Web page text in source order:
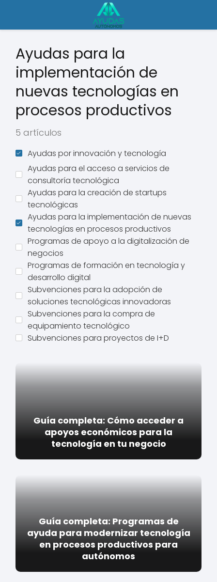
Ayudas para la
implementación de
nuevas tecnologías en
procesos productivos
5 artículos
Ayudas por innovación y tecnología
Ayudas para el acceso a servicios de
consultoría tecnológica
Ayudas para la creación de startups
tecnológicas
Ayudas para la implementación de nuevas
tecnologías en procesos productivos
Programas de apoyo a la digitalización de
negocios
Programas de formación en tecnología y
desarrollo digital
Subvenciones para la adopción de
soluciones tecnológicas innovadoras
Subvenciones para la compra de
equipamiento tecnológico
Subvenciones para proyectos de I+D
Guía completa: Cómo acceder a
apoyos económicos para la
tecnología en tu negocio
Guía completa: Programas de
ayuda para modernizar tecnología
en procesos productivos para
autónomos